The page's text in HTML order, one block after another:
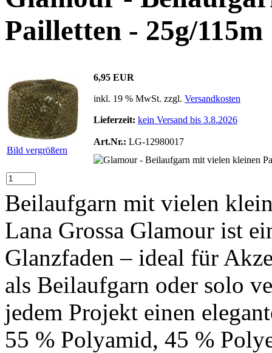
Pailletten - 25g/115m
Bild vergrößern
6,95 EUR
inkl. 19 % MwSt. zzgl. Versandkosten
Lieferzeit: kein Versand bis 3.8.2026
Art.Nr.: LG-12980017
Beilaufgarn mit vielen
Lana Grossa Glamour ist
Glanzfaden – ideal für
als Beilaufgarn oder solo
jedem Projekt einen
55 % Polyamid, 45 %